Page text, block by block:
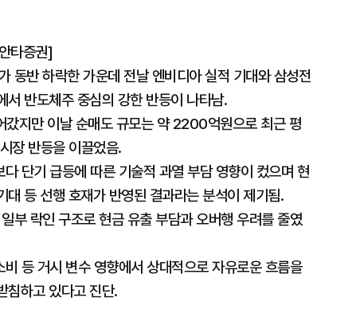
타증권]
동반 하락한 가운데 전날 엔비디아 실적 기대와 삼성전
반도체주 중심의 강한 반등이 나타남.
갔지만 이날 순매도 규모는 약 2200억원으로 최근 평
장 반등을 이끌었음.
단기 급등에 따른 기술적 과열 부담 영향이 컸으며 현
등 선행 호재가 반영된 결과라는 분석이 제기됨.
부 락인 구조로 현금 유출 부담과 오버행 우려를 줄였
등 거시 변수 영향에서 상대적으로 자유로운 흐름을
침하고 있다고 진단.